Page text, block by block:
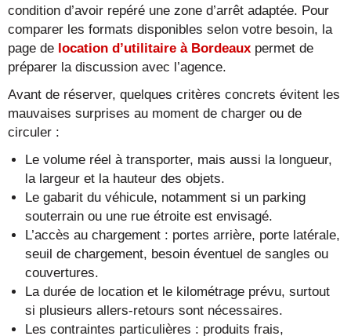
condition d’avoir repéré une zone d’arrêt adaptée. Pour
comparer les formats disponibles selon votre besoin, la
page de location d’utilitaire à Bordeaux permet de
préparer la discussion avec l’agence.
Avant de réserver, quelques critères concrets évitent les
mauvaises surprises au moment de charger ou de
circuler :
Le volume réel à transporter, mais aussi la longueur,
la largeur et la hauteur des objets.
Le gabarit du véhicule, notamment si un parking
souterrain ou une rue étroite est envisagé.
L’accès au chargement : portes arrière, porte latérale,
seuil de chargement, besoin éventuel de sangles ou
couvertures.
La durée de location et le kilométrage prévu, surtout
si plusieurs allers-retours sont nécessaires.
Les contraintes particulières : produits frais,